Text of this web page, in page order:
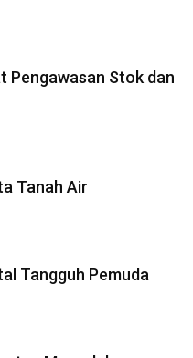
Pengawasan Stok dan
Tanah Air
Tangguh Pemuda